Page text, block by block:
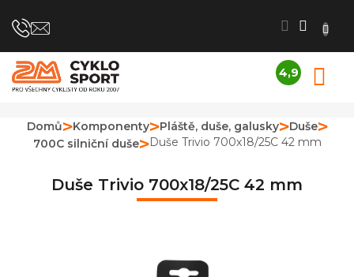
na
4,9
obchodu
je
4,9
hvězdiček.
Domů Komponenty Pláště, duše, galusky
Duše
700C silniční duše
Duše Trivio 700x18/25C 42 mm
Duše Trivio 700x18/25C 42 mm